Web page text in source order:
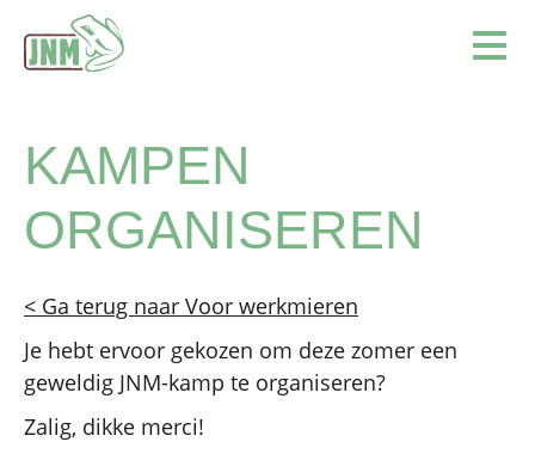
KAMPEN
ORGANISEREN
< Ga terug naar Voor werkmieren
Je hebt ervoor gekozen om deze zomer een
geweldig JNM-kamp te organiseren?
Zalig, dikke merci!